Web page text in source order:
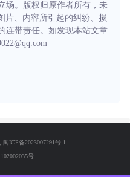
场。版权归原作者所有，未
片、内容所引起的纠纷、损
连带责任。如发现本站文章
闽ICP备2023007291号-1
号